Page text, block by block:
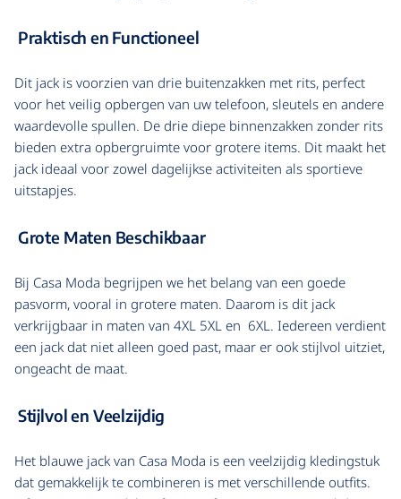
Praktisch en Functioneel
Dit jack is voorzien van drie buitenzakken met rits, perfect
voor het veilig opbergen van uw telefoon, sleutels en andere
waardevolle spullen. De drie diepe binnenzakken zonder rits
bieden extra opbergruimte voor grotere items. Dit maakt het
jack ideaal voor zowel dagelijkse activiteiten als sportieve
uitstapjes.
Grote Maten Beschikbaar
Bij Casa Moda begrijpen we het belang van een goede
pasvorm, vooral in grotere maten. Daarom is dit jack
verkrijgbaar in maten van 4XL 5XL en 6XL. Iedereen verdient
een jack dat niet alleen goed past, maar er ook stijlvol uitziet,
ongeacht de maat.
Stijlvol en Veelzijdig
Het blauwe jack van Casa Moda is een veelzijdig kledingstuk
dat gemakkelijk te combineren is met verschillende outfits.